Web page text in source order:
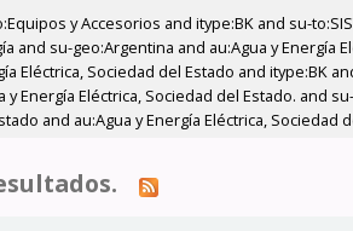
y Accesorios and itype:BK and su-
su-geo:Argentina and au:Agua y Energía
Eléctrica, Sociedad del Estado and itype:BK
Energía Eléctrica, Sociedad del Estado. and
and au:Agua y Energía Eléctrica, Sociedad